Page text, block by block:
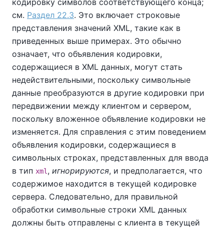
см. Раздел 22.3. Это включает строковые
представления значений XML, такие как в
приведенных выше примерах. Это обычно
означает, что объявления кодировки,
содержащиеся в XML данных, могут стать
недействительными, поскольку символьные
данные преобразуются в другие кодировки при
передвижении между клиентом и сервером,
поскольку вложенное объявление кодировки не
изменяется. Для справления с этим поведением
объявления кодировки, содержащиеся в
символьных строках, представленных для ввода
в тип xml , игнорируются, и предполагается, что
содержимое находится в текущей кодировке
сервера. Следовательно, для правильной
обработки символьные строки XML данных
должны быть отправлены с клиента в текущей